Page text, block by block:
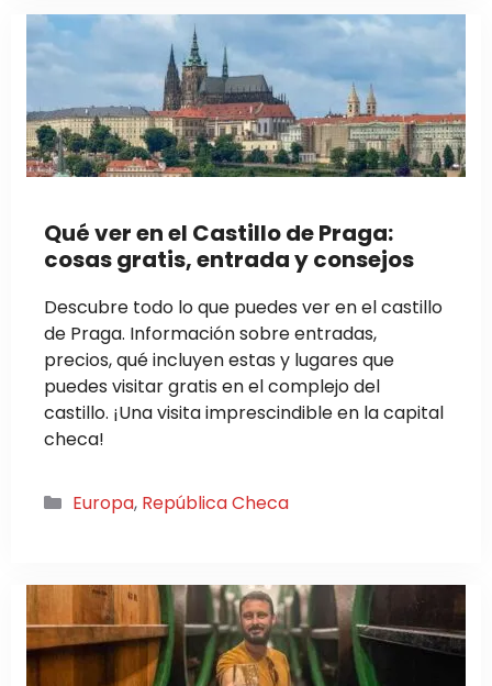
Qué ver en el Castillo de Praga:
cosas gratis, entrada y consejos
Descubre todo lo que puedes ver en el castillo
de Praga. Información sobre entradas,
precios, qué incluyen estas y lugares que
puedes visitar gratis en el complejo del
castillo. ¡Una visita imprescindible en la capital
checa!
Categorías
Europa, República Checa